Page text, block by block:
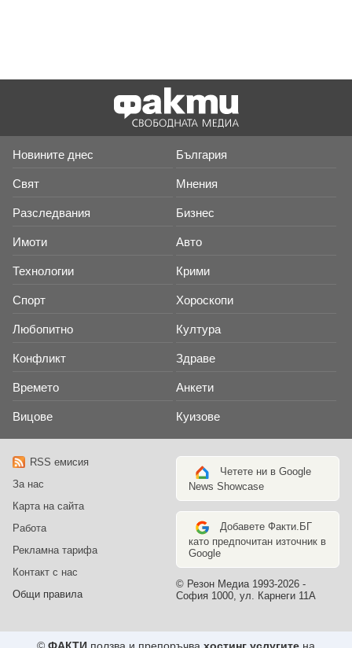
Новините днес България
Свят Мнения
Разследвания Бизнес
Имоти Авто
Технологии Крими
Спорт Хороскопи
Любопитно Култура
Конфликт Здраве
Времето Анкети
Вицове Куизове
RSS емисия
За нас
Карта на сайта
Работа
Рекламна тарифа
Контакт с нас
Общи правила
Четете ни в Google
News Showcase
Добавете Факти.БГ
като предпочитан източник в
Google
© Резон Медиа 1993-2026 -
София 1000, ул. Карнеги 11А
© ФАКТИ ползва и препоръчва хостинг услугите на